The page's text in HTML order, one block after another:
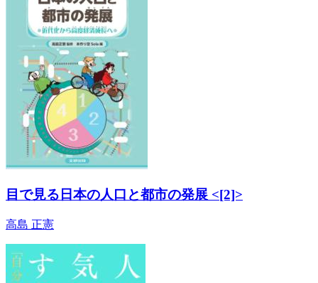
目で見る日本の人口と都市の発展 <[2]>
高島 正憲